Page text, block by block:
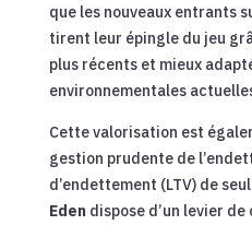
que les nouveaux entrants
tirent leur épingle du jeu
plus récents et mieux
environnementales
Cette valorisation est
gestion prudente de
d’endettement (LTV) de
Edendispose d’un levier